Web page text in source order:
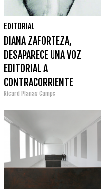
EDITORIAL
DIANA ZAFORTEZA,
DESAPARECE UNA VOZ
EDITORIAL A
CONTRACORRIENTE
Ricard Planas Camps